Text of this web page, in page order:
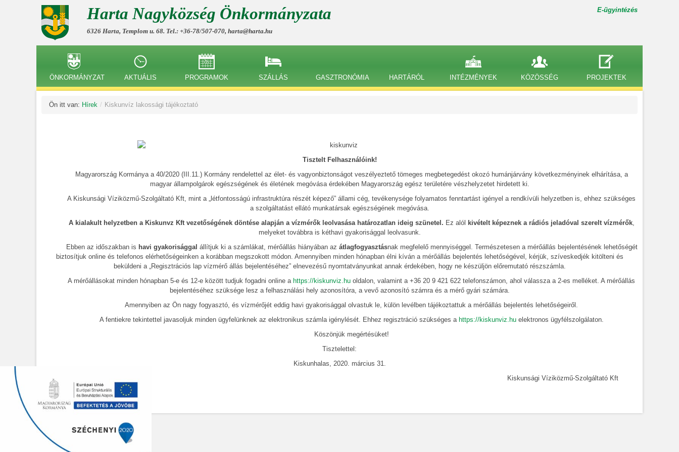
Harta Nagyközség Önkormányzata
6326 Harta, Templom u. 68. Tel.: +36-78/507-070, harta@harta.hu
E-ügyintézés
ÖNKORMÁNYZAT AKTUÁLIS PROGRAMOK SZÁLLÁS GASZTRONÓMIA HARTÁRÓL INTÉZMÉNYEK KÖZÖSSÉG PROJEKTEK
Ön itt van: Hírek / Kiskunvíz lakossági tájékoztató
Tisztelt Felhasználóink!
Magyarország Kormánya a 40/2020 (III.11.) Kormány rendelettel az élet- és vagyonbiztonságot veszélyeztető tömeges megbetegedést okozó humánjárvány következményinek elhárítása, a
magyar állampolgárok egészségének és életének megóvása érdekében Magyarország egész területére vészhelyzetet hirdetett ki.
A Kiskunsági Víziközmű-Szolgáltató Kft, mint a „létfontosságú infrastruktúra részét képező” állami cég, tevékenysége folyamatos fenntartást igényel a rendkívüli helyzetben is, ehhez szükséges
a szolgáltatást ellátó munkatársak egészségének megóvása.
A kialakult helyzetben a Kiskunvz Kft vezetőségének döntése alapján a vízmérők leolvasása határozatlan ideig szünetel. Ez alól kivételt képeznek a rádiós jeladóval szerelt vízmérők,
melyeket továbbra is kéthavi gyakorisággal leolvasunk.
Ebben az időszakban is havi gyakorisággal állítjuk ki a számlákat, mérőállás hiányában az átlagfogyasztásnak megfelelő mennyiséggel. Természetesen a mérőállás bejelentésének lehetőségét
biztosítjuk online és telefonos elérhetőségeinken a korábban megszokott módon. Amennyiben minden hónapban élni kíván a mérőállás bejelentés lehetőségével, kérjük, szíveskedjék kitölteni és
beküldeni a „Regisztrációs lap vízmérő állás bejelentéséhez” elnevezésű nyomtatványunkat annak érdekében, hogy ne készüljön előremutató részszámla.
A mérőállásokat minden hónapban 5-e és 12-e között tudjuk fogadni online a https://kiskunviz.hu oldalon, valamint a +36 20 9 421 622 telefonszámon, ahol válassza a 2-es melléket. A mérőállás
bejelentéséhez szüksége lesz a felhasználási hely azonosítóra, a vevő azonosító számra és a mérő gyári számára.
Amennyiben az Ön nagy fogyasztó, és vízmérőjét eddig havi gyakorisággal olvastuk le, külön levélben tájékoztattuk a mérőállás bejelentés lehetőségeiről.
A fentiekre tekintettel javasoljuk minden ügyfelünknek az elektronikus számla igénylését. Ehhez regisztráció szükséges a https://kiskunviz.huelektronos ügyfélszolgálaton.
Köszönjük megértésüket!
Tisztelettel:
Kiskunhalas, 2020. március 31.
Kiskunsági Víziközmű-Szolgáltató Kft